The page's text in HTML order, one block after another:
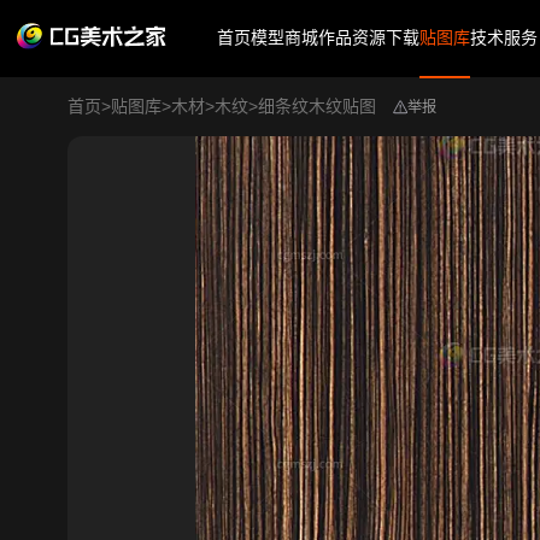
首页模型商城作品资源下载贴图库技术服务
首页>贴图库>木材>木纹>细条纹木纹贴图 举报